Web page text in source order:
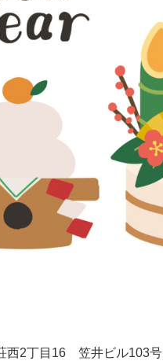
西2丁目16 笠井ビル103号